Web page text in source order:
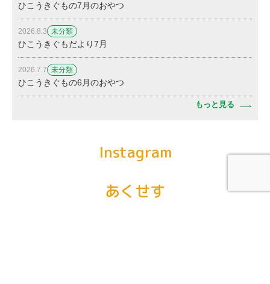
ひこうきぐもの7月のおやつ
2026.8.3 未分類
ひこうきぐもだより7月
2026.7.7 未分類
ひこうきぐもの6月のおやつ
もっと見る
Instagram
あくせす